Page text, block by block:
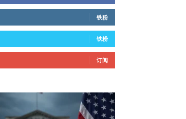
铁粉
铁粉
订阅